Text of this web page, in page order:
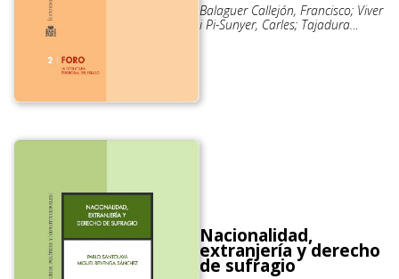
Balaguer Callejón, Francisco; Viver
i Pi-Sunyer, Carles; Tajadura
Nacionalidad,
extranjería y derecho
de sufragio